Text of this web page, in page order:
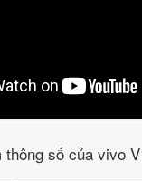
số của vivo